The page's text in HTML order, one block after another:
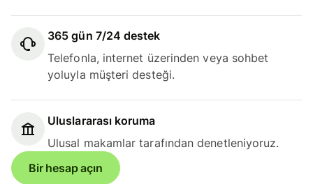
365 gün 7/24 destek
Telefonla, internet üzerinden veya sohbet
yoluyla müşteri desteği.
Uluslararası koruma
Ulusal makamlar tarafından denetleniyoruz.
Bir hesap açın